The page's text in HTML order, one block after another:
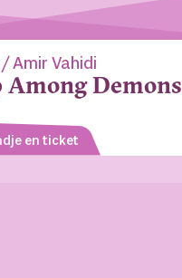
Amir Vahidi
Among Demons
en ticket